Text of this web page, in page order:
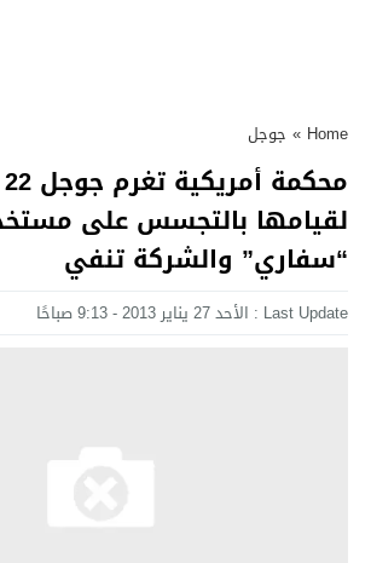
Home
» جوجل
لقيامها بالتجسس على
“سفاري” والشركة تنفي
Last Update : الأحد 27 يناير 2013 - 9:13 صباحًا